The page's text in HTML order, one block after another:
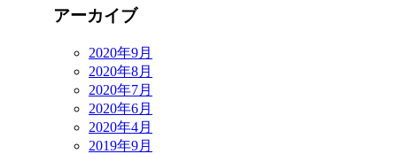
アーカイブ
2020年9月
2020年8月
2020年7月
2020年6月
2020年4月
2019年9月